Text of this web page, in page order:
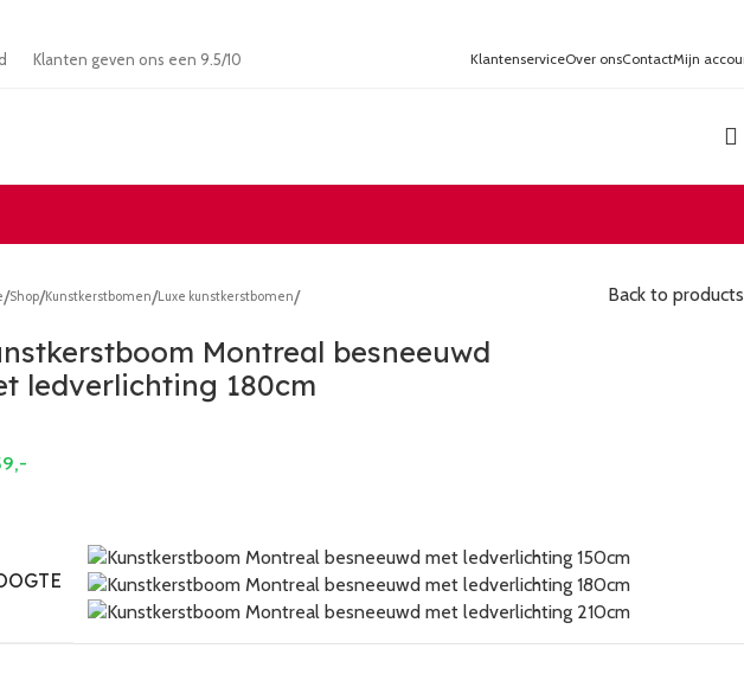
Klanten geven ons een 9.5/10 KlantenserviceOver onsContactMijn
/Shop/Kunstkerstbomen/Luxe kunstkerstbomen/ Back to products
Montreal besneeuwd
ledverlichting 180cm